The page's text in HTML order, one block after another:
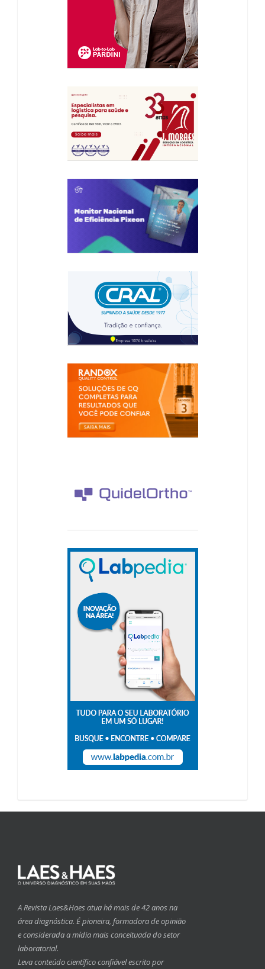
A Revista Laes&Haes atua há mais de 42 anos na
área diagnóstica. É pioneira, formadora de opinião
e considerada a mídia mais conceituada do setor
laboratorial.
Leva conteúdo científico confiável escrito por